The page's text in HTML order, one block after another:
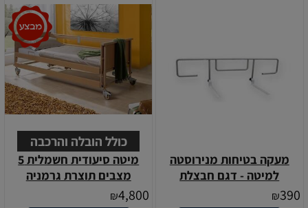
מעקה בטיחות מנירוסטה
למיטה - דגם חבצלת
₪390
כולל הובלה והרכבה
מיטה סיעודית חשמלית 5
מצבים תוצרת גרמניה
₪4,800